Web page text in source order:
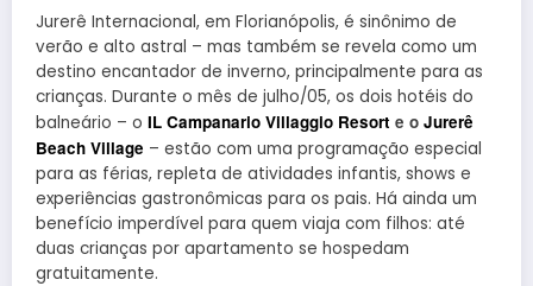
Jurerê Internacional, em Florianópolis, é sinônimo de
verão e alto astral – mas também se revela como um
destino encantador de inverno, principalmente para as
crianças. Durante o mês de julho/05, os dois hotéis do
balneário – o IL Campanario Villaggio Resort e o Jurerê
Beach Village – estão com uma programação especial
para as férias, repleta de atividades infantis, shows e
experiências gastronômicas para os pais. Há ainda um
benefício imperdível para quem viaja com filhos: até
duas crianças por apartamento se hospedam
gratuitamente.